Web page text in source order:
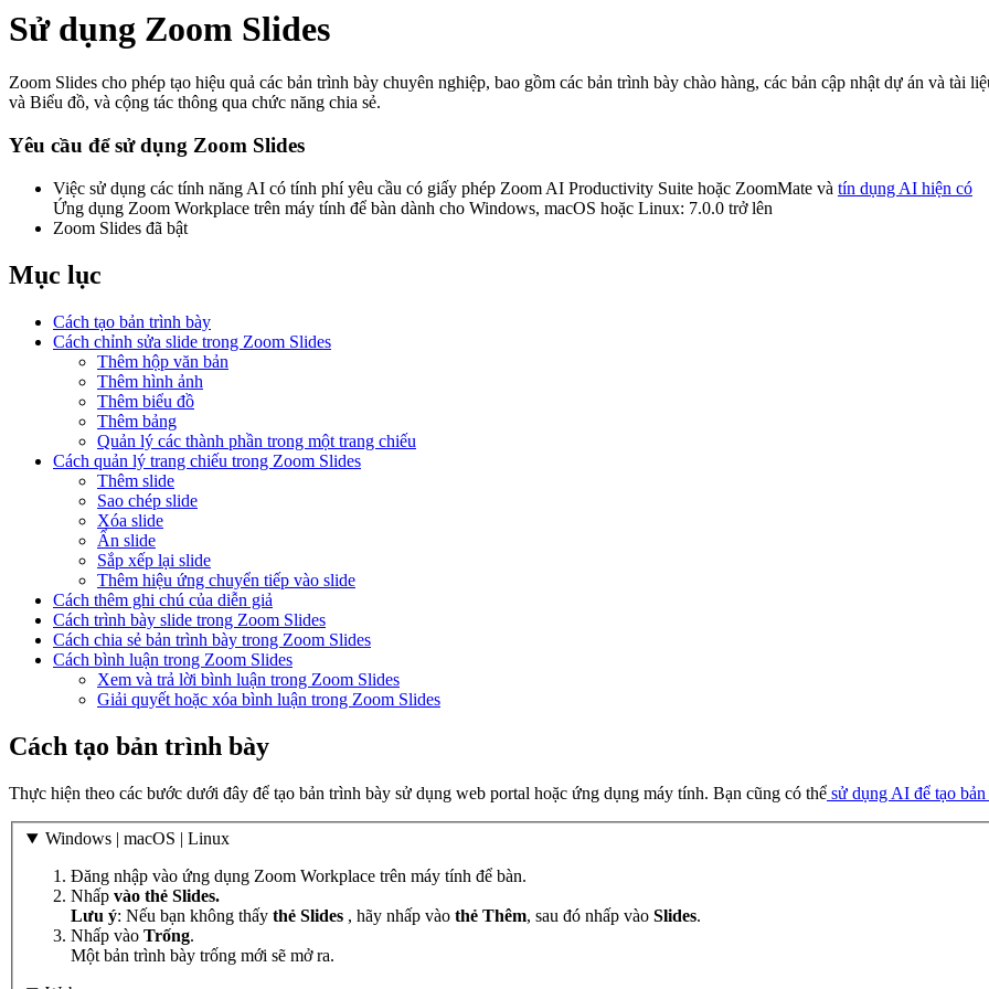
Sử dụng Zoom Slides
Zoom Slides cho phép tạo hiệu quả các bản trình bày chuyên nghiệp, bao gồm các bản trình bày chào hàng, các bản cập nhật dự án và tài
và Biểu đồ, và cộng tác thông qua chức năng chia sẻ.
Yêu cầu để sử dụng Zoom Slides
Việc sử dụng các tính năng AI có tính phí yêu cầu có giấy phép Zoom AI Productivity Suite hoặc ZoomMate và tín dụng AI hiện có
Ứng dụng Zoom Workplace trên máy tính để bàn dành cho Windows, macOS hoặc Linux: 7.0.0 trở lên
Zoom Slides đã bật
Mục lục
Cách tạo bản trình bày
Cách chỉnh sửa slide trong Zoom Slides
Thêm hộp văn bản
Thêm hình ảnh
Thêm biểu đồ
Thêm bảng
Quản lý các thành phần trong một trang chiếu
Cách quản lý trang chiếu trong Zoom Slides
Thêm slide
Sao chép slide
Xóa slide
Ẩn slide
Sắp xếp lại slide
Thêm hiệu ứng chuyển tiếp vào slide
Cách thêm ghi chú của diễn giả
Cách trình bày slide trong Zoom Slides
Cách chia sẻ bản trình bày trong Zoom Slides
Cách bình luận trong Zoom Slides
Xem và trả lời bình luận trong Zoom Slides
Giải quyết hoặc xóa bình luận trong Zoom Slides
Cách tạo bản trình bày
Thực hiện theo các bước dưới đây để tạo bản trình bày sử dụng web portal hoặc ứng dụng máy tính. Bạn cũng có thể sử dụng AI để tạo
Windows | macOS | Linux
Đăng nhập vào ứng dụng Zoom Workplace trên máy tính để bàn.
Nhấp vào thẻ Slides.
Lưu ý: Nếu bạn không thấy thẻ Slides , hãy nhấp vào thẻ Thêm, sau đó nhấp vào Slides.
Nhấp vào Trống.
Một bản trình bày trống mới sẽ mở ra.